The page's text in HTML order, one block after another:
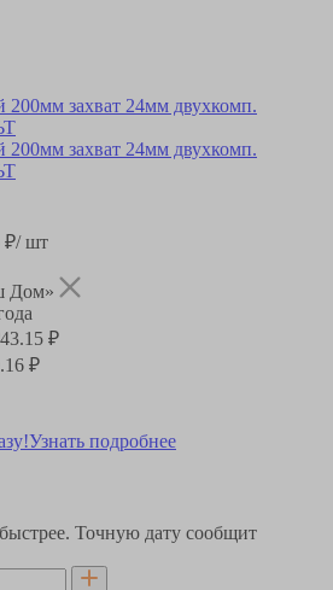
₽/ шт
Дом»
43.15 ₽
₽
Узнать подробнее
Точную дату сообщит